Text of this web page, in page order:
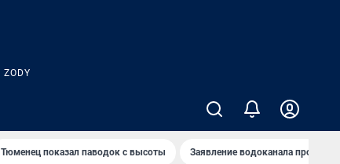
ZODY
Тюменец показал паводок с высоты Заявление водоканала про